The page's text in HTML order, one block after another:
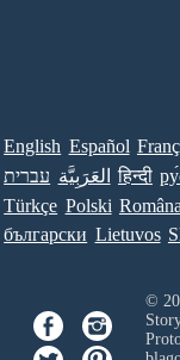
English Español
עברית العَرَبِيَّة हिन्दी
Türkçe Polski Româna
български Lietuvos
©